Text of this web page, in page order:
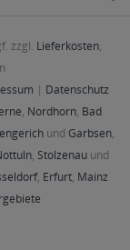
zzgl. Lieferkosten,
| Datenschutz
, Nordhorn, Bad
und Garbsen,
, Stolzenau und
, Erfurt, Mainz